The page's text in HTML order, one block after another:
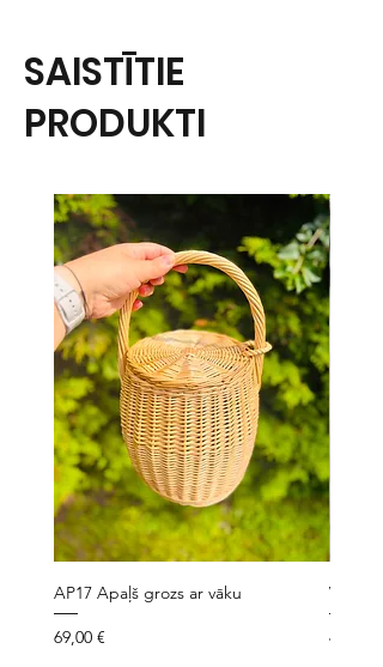
SAISTĪTIE
PRODUKTI
AP17 Apaļš grozs ar vāku
Cena
69,00 €
VLG7
Cena
49,00 €